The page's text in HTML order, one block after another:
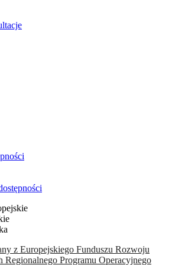
z Europejskiego Funduszu Rozwoju
Regionalnego Programu Operacyjnego